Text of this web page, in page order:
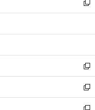
く
で
開
ド
ウ
開
ィ
ン
ウ
開
く
い
ウ
ン
ウ
で
開
く
新
し
ウ
ン
ド
ウ
で
開
く
新
し
い
ウ
新
し